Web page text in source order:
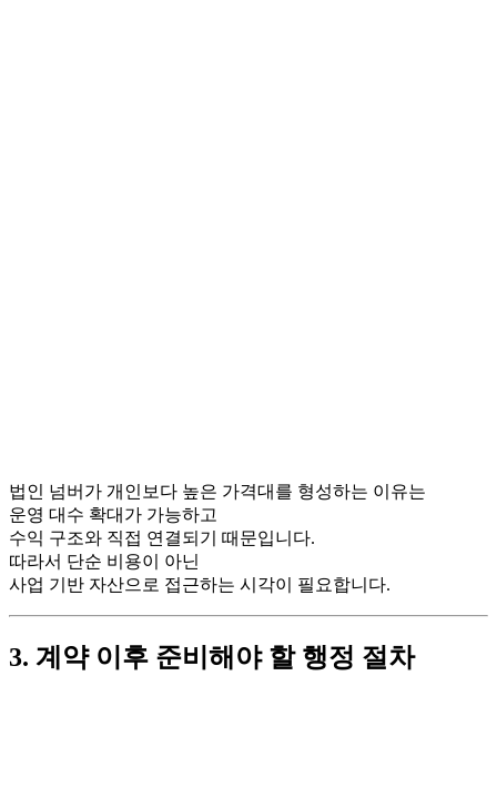
법인 넘버가 개인보다 높은 가격대를 형성하는 이유는
운영 대수 확대가 가능하고
수익 구조와 직접 연결되기 때문입니다.
따라서 단순 비용이 아닌
사업 기반 자산으로 접근하는 시각이 필요합니다.
3. 계약 이후 준비해야 할 행정 절차